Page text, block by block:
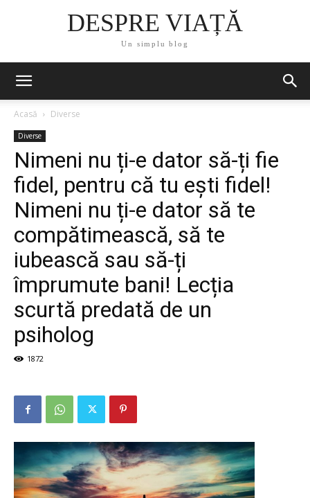
DESPRE VIAȚĂ
Un simplu blog
Acasă Diverse
Diverse
Nimeni nu ți-e dator să-ți fie
fidel, pentru că tu ești fidel!
Nimeni nu ți-e dator să te
compătimească, să te
iubească sau să-ți
împrumute bani! Lecția
scurtă predată de un
psiholog
1872